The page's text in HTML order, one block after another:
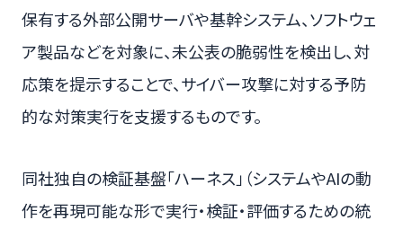
保有する外部公開サーバや基幹システム、ソフトウェ
ア製品などを対象に、未公表の脆弱性を検出し、対
応策を提示することで、サイバー攻撃に対する予防
的な対策実行を支援するものです。
同社独自の検証基盤「ハーネス」（システムやAIの動
作を再現可能な形で実行・検証・評価するための統